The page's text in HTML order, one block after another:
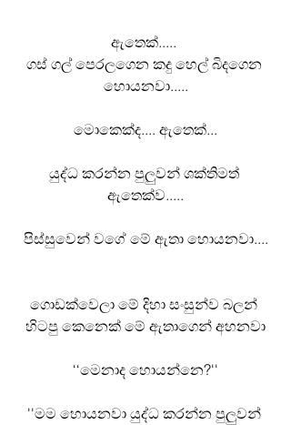
ඇතෙක්.....
ගස් ගල් පෙරලගෙන කදු හෙල් බිදගෙන
හොයනවා.....
මොකෙක්ද.... ඇතෙක්...
යුද්ධ කරන්න පුලුවන් ශක්තිමත්
ඇතෙක්ව.....
පිස්සුවෙන් වගේ මේ ඇතා හොයනවා....
ගොඩක්වෙලා මේ දිහා සංසුන්ව බලන්
හිටපු කෙනෙක් මේ ඇතාගෙන් අහනවා
‘‘මෙනාද හොයන්නෙ?''
''මම හොයනවා යුද්ධ කරන්න පුලුවන්